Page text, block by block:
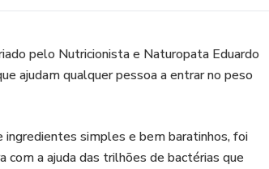
pelo Nutricionista e Naturopata Eduardo
ajudam qualquer pessoa a entrar no peso
simples e bem baratinhos, foi
com a ajuda das trilhões de bactérias que